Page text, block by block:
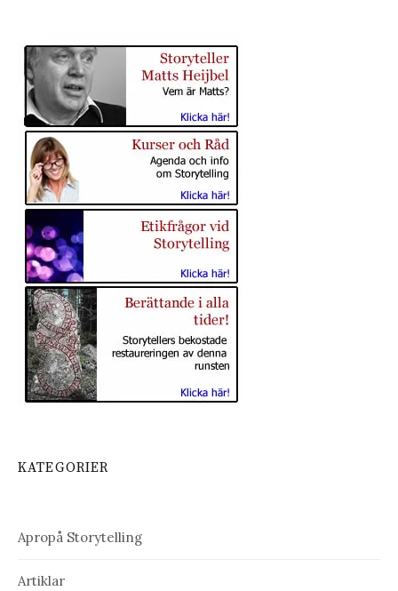
KATEGORIER
Apropå Storytelling
Artiklar